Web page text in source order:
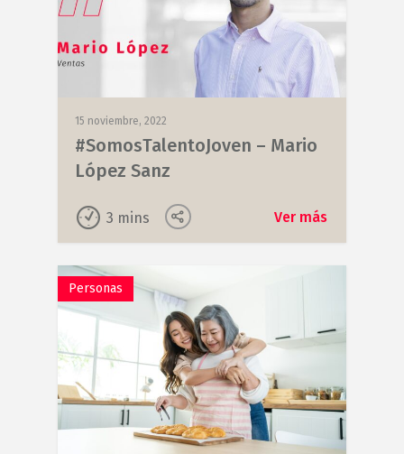
15 noviembre, 2022
#SomosTalentoJoven – Mario
López Sanz
3 mins Ver más
Personas